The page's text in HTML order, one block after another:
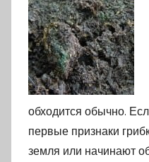
обходится обычно.
первые признаки
земля или начинают